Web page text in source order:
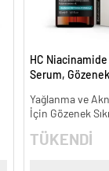
HC
Serum,
- 30 ml.
Yağlanma ve
İçin Gözenek
TÜKENDİ